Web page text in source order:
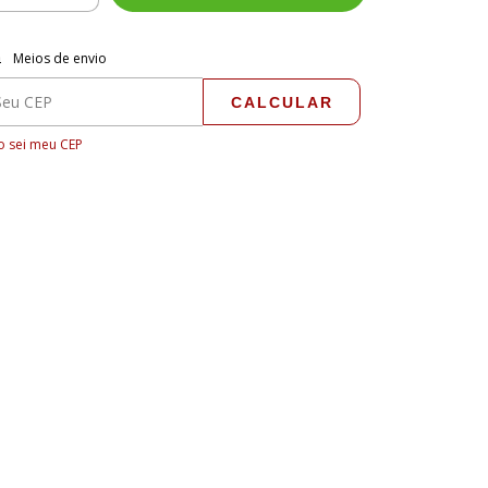
para o CEP:
Meios de envio
CALCULAR
sei meu CEP